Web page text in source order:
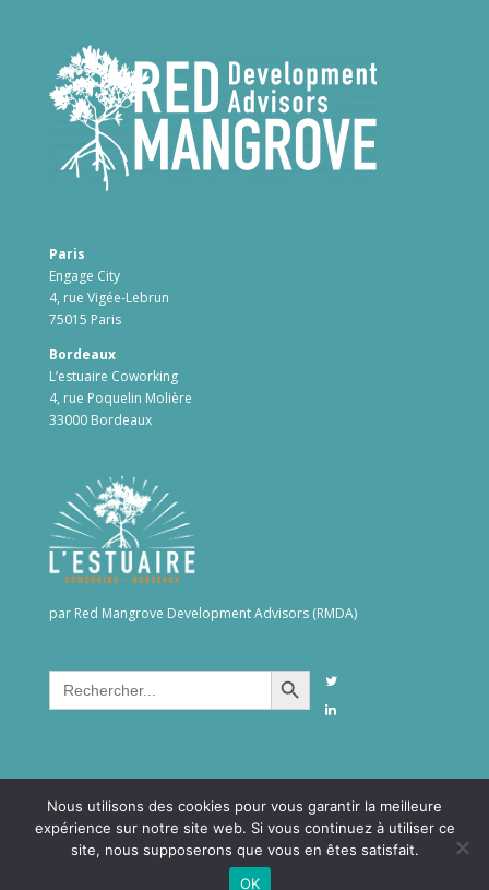
Paris
Engage City
4, rue Vigée-Lebrun
75015 Paris
Bordeaux
L’estuaire Coworking
4, rue Poquelin Molière
33000 Bordeaux
par Red Mangrove Development Advisors (RMDA)
Search
for:
Search Button
©2026RMDAgroup. All rights reserved -
Nous utilisons des cookies pour vous garantir la meilleure
expérience sur notre site web. Si vous continuez à utiliser ce
site, nous supposerons que vous en êtes satisfait.
OK